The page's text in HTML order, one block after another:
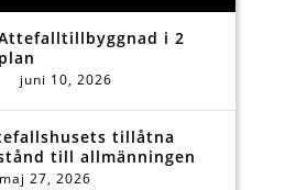
i 2
plan
juni 10, 2026
tillåtna
till allmänningen
maj 27, 2026